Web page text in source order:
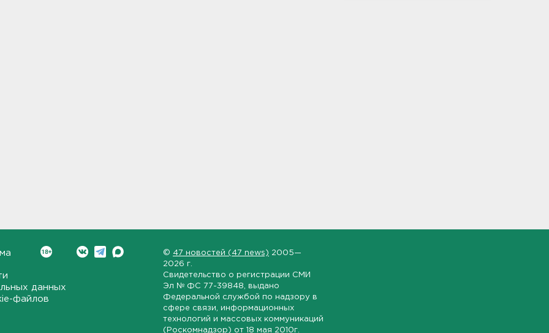
данных
файлов
© 47 новостей (47 news) 2005—
2026 г.
Свидетельство о регистрации СМИ
Эл № ФС 77-39848 , выдано
Федеральной службой по надзору в
сфере связи, информационных
технологий и массовых коммуникаций
(Роскомнадзор) от 18 мая 2010г.